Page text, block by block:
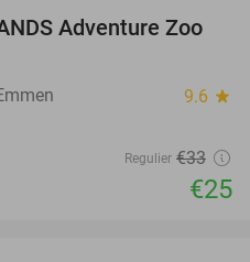
24%
Adventure Zoo
9.6 star
Regulier €33
€25